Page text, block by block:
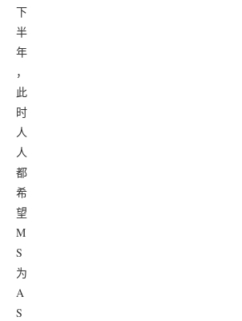
下
半
年
，
此
时
人
人
都
希
望
M
S
为
A
S